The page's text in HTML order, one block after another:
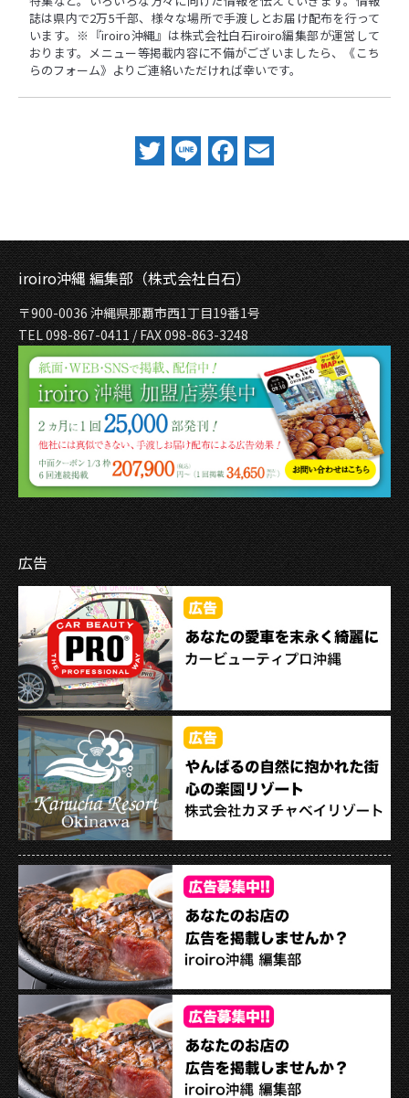
誌は県内で2万5千部、様々な場所で手渡しとお届け配布を行って
います。※『iroiro沖縄』は株式会社白石iroiro編集部が運営して
おります。メニュー等掲載内容に不備がございましたら、
《こち
らのフォーム》 よりご連絡いただければ幸いです。
Twitter
LineFacebook
iroiro沖縄 編集部（株式会社白石）
〒900-0036 沖縄県那覇市西1丁目19番1号
TEL 098-867-0411 / FAX 098-863-3248
広告